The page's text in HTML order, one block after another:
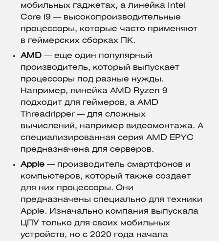
мобильных гаджетах, а линейка Intel
Core i9 — высокопроизводительные
процессоры, которые часто применяют
в геймерских сборках ПК.
AMD — еще один популярный
производитель, который выпускает
процессоры под разные нужды.
Например, линейка AMD Ryzen 9
подходит для геймеров, а AMD
Threadripper — для сложных
вычислений, например видеомонтажа. А
специализированная серия AMD EPYC
предназначена для серверов.
Apple — производитель смартфонов и
компьютеров, который также создает
для них процессоры. Они
предназначены специально для техники
Apple. Изначально компания выпускала
ЦПУ только для своих мобильных
устройств, но с 2020 года начала